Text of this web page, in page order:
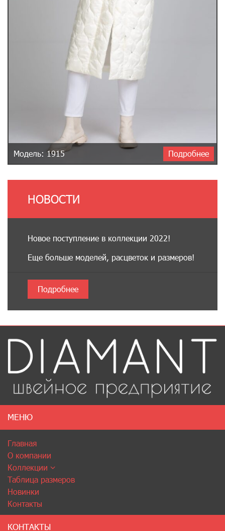
Модель: 1915 Подробнее
НОВОСТИ
Новое поступление в коллекции 2022!
Еще больше моделей, расцветок и размеров!
Подробнее
МЕНЮ
Главная
О компании
Коллекции
Таблица размеров
Новинки
Контакты
КОНТАКТЫ